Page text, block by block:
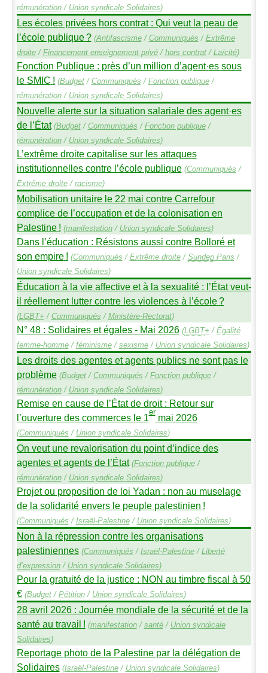
rémunération/ Union syndicale Solidaires)
Les écoles privées hors contrat : Qui veut la peau de
l’école publique? (Antifascisme/ Communiqués / Extrême
droite/ Financement enseignement privé/ hors contrat/ Laïcité)
Fonction Publique : près d’un million d’agent·es sous
le SMIC ! (Budget/ Communiqués / Fonction publique/
rémunération/ Union syndicale Solidaires)
Nouvelle alerte sur la situation salariale des agent·es
de l’État (Budget/ Communiqués / Fonction publique/
rémunération/ Union syndicale Solidaires)
L’extrême droite capitalise sur les attaques
institutionnelles contre l’école publique (Communiqués /
Extrême droite/ racisme)
Mobilisation unitaire le 22 mai contre Carrefour
complice de l’occupation et de la colonisation en
Palestine ! (manifestation/ Union syndicale Solidaires)
Dans l’éducation : Résistons aussi contre Bolloré et
son empire ! (Communiqués / Extrême droite/ SundepParis /
Union syndicale Solidaires)
Éducation à la vie affective et à la sexualité : l’État veut-
il réellement lutter contre les violences à l’école?
(LGBT+ / Communiqués / Ministère-Rectorat)
N° 48 : Solidaires et égales - Mai 2026 (LGBT+ / Égalité
femme-homme/ féminisme/ sexisme/ Union syndicale Solidaires)
Les droits des agentes et agents publics ne sont pas le
problème (Budget/ Communiqués / Fonction publique/
rémunération/ Union syndicale Solidaires)
Remise en cause de l’État de droit : Retour sur
l’ouverture des commerces le 1ermai 2026
(Communiqués / Union syndicale Solidaires)
On veut une revalorisation du point d’indice des
agentes et agents de l’État (Fonction publique/
rémunération/ Union syndicale Solidaires)
Projet ou proposition de loi Yadan : non au muselage
de la solidarité envers le peuple palestinien !
(Communiqués / Israël-Palestine/ Union syndicale Solidaires)
Non à la répression contre les organisations
palestiniennes (Communiqués / Israël-Palestine/ Liberté
d’expression/ Union syndicale Solidaires)
Pour la gratuité de la justice : NON au timbre fiscal à 50
€ (Budget/ Pétition/ Union syndicale Solidaires)
28 avril 2026 : Journée mondiale de la sécurité et de la
santé au travail ! (manifestation/ santé/ Union syndicale
Solidaires)
Reportage photo de la Palestine par la délégation de
Solidaires (Israël-Palestine/ Union syndicale Solidaires)